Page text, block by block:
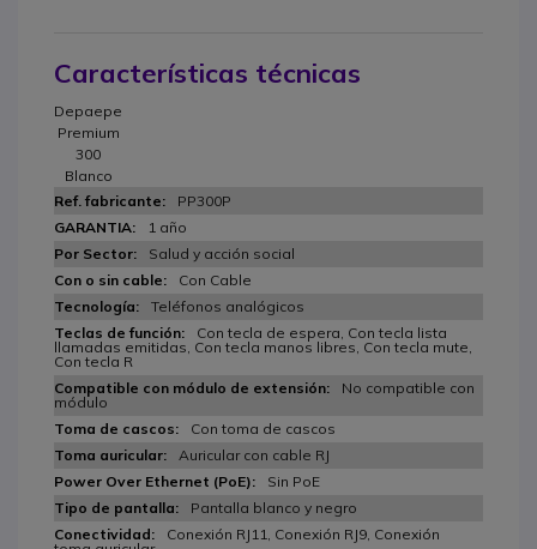
Características técnicas
Depaepe
Premium
300
Blanco
PP300P
1 año
Salud y acción social
Con Cable
Teléfonos analógicos
Con tecla de espera, Con tecla lista
llamadas emitidas, Con tecla manos libres, Con tecla mute,
Con tecla R
No compatible con
módulo
Con toma de cascos
Auricular con cable RJ
Sin PoE
Pantalla blanco y negro
Conexión RJ11, Conexión RJ9, Conexión